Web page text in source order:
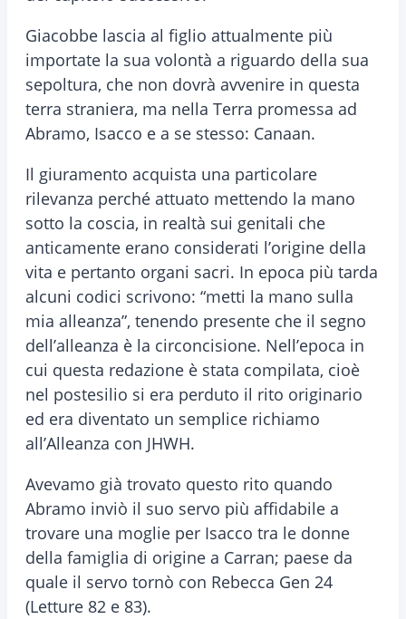
Giacobbe lascia al figlio attualmente più
importate la sua volontà a riguardo della sua
sepoltura, che non dovrà avvenire in questa
terra straniera, ma nella Terra promessa ad
Abramo, Isacco e a se stesso: Canaan.
Il giuramento acquista una particolare
rilevanza perché attuato mettendo la mano
sotto la coscia, in realtà sui genitali che
anticamente erano considerati l’origine della
vita e pertanto organi sacri. In epoca più tarda
alcuni codici scrivono: “metti la mano sulla
mia alleanza”, tenendo presente che il segno
dell’alleanza è la circoncisione. Nell’epoca in
cui questa redazione è stata compilata, cioè
nel postesilio si era perduto il rito originario
ed era diventato un semplice richiamo
all’Alleanza con JHWH.
Avevamo già trovato questo rito quando
Abramo inviò il suo servo più affidabile a
trovare una moglie per Isacco tra le donne
della famiglia di origine a Carran; paese da
quale il servo tornò con Rebecca Gen 24
(Letture 82 e 83).